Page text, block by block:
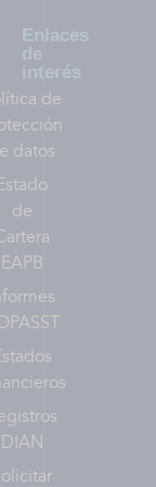
Enlaces
de
interés
de
datos
de
EAPB
DIAN